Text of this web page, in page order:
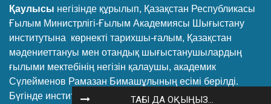
ТАҒЫ ДА ОҚЫҢЫЗ...
Қаулысы негізінде құрылып, Қазақстан Республикасы
Ғылым Министрлігі-Ғылым Академиясы Шығыстану
институтына көрнекті тарихшы-ғалым, Қазақстан
мәдениеттануы мен отандық шығыстанушылардың
ғылыми мектебінің негізін қалаушы, академик
Сүлейменов Рамазан Бимашұлының есімі берілді.
Бүгінде институт Қазақстанның шығыстану